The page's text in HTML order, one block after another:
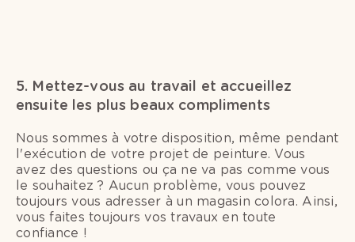
5. Mettez-vous au travail et accueillez
ensuite les plus beaux compliments
Nous sommes à votre disposition, même pendant
l'exécution de votre projet de peinture. Vous
avez des questions ou ça ne va pas comme vous
le souhaitez ? Aucun problème, vous pouvez
toujours vous adresser à un magasin colora. Ainsi,
vous faites toujours vos travaux en toute
confiance !